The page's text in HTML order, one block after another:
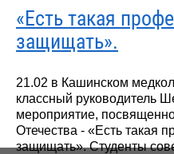
«Есть такая
защищать».
21.02 в Кашинском
классный руководитель
мероприятие,
Отечества - «Есть такая
защищать». Студенты